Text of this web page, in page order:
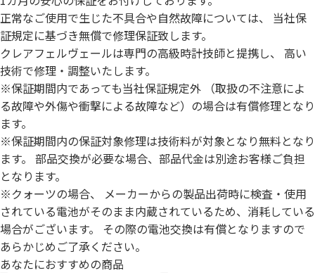
正常なご使用で生じた不具合や自然故障については、 当社保
証規定に基づき無償で修理保証致します。
クレアフェルヴェールは専門の高級時計技師と提携し、 高い
技術で修理・調整いたします。
※保証期間内であっても当社保証規定外 （取扱の不注意によ
る故障や外傷や衝撃による故障など）の場合は有償修理となり
ます。
※保証期間内の保証対象修理は技術料が対象となり無料となり
ます。 部品交換が必要な場合、部品代金は別途お客様ご負担
となります。
※クォーツの場合、 メーカーからの製品出荷時に検査・使用
されている電池がそのまま内蔵されているため、消耗している
場合がございます。 その際の電池交換は有償となりますので
あらかじめご了承ください。
あなたにおすすめの商品